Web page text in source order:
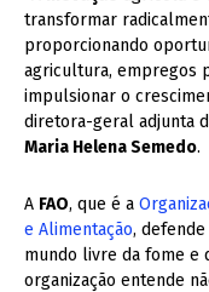
transformar
proporcionando
agricultura, empregos
impulsionar o
diretora-geral adjunta
Maria Helena Semedo.
A FAO, que é a
e Alimentação, defende
mundo livre da fome e
organização entende